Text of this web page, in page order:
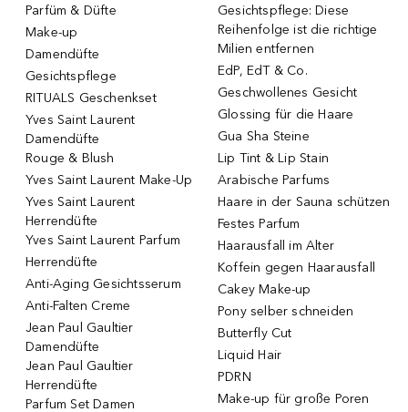
Parfüm & Düfte
Make-up
Damendüfte
Gesichtspflege
RITUALS Geschenkset
Yves Saint Laurent
Damendüfte
Rouge & Blush
Yves Saint Laurent Make-Up
Yves Saint Laurent
Herrendüfte
Yves Saint Laurent Parfum
Herrendüfte
Anti-Aging Gesichtsserum
Anti-Falten Creme
Jean Paul Gaultier
Damendüfte
Jean Paul Gaultier
Herrendüfte
Parfum Set Damen
Gesichtspflege: Diese
Reihenfolge ist die richtige
Milien entfernen
EdP, EdT & Co.
Geschwollenes Gesicht
Glossing für die Haare
Gua Sha Steine
Lip Tint & Lip Stain
Arabische Parfums
Haare in der Sauna schützen
Festes Parfum
Haarausfall im Alter
Koffein gegen Haarausfall
Cakey Make-up
Pony selber schneiden
Butterfly Cut
Liquid Hair
PDRN
Make-up für große Poren